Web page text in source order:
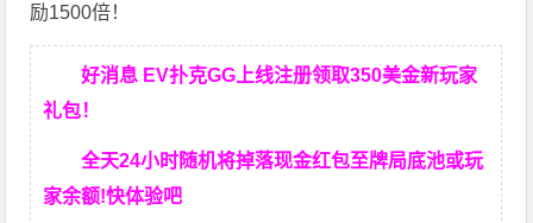
励1500倍！
好消息 EV扑克GG上线注册领取350美金新玩家
礼包！
全天24小时随机将掉落现金红包至牌局底池或玩
家余额!快体验吧